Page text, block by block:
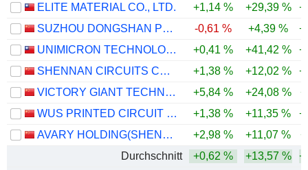
ELITE MATERIAL CO., LTD.
+1,14 % +29,39 %
SUZHOU DONGSHAN PRECISION MANUFACTURING CO., LTD.
-0,61 % +4,39 %
UNIMICRON TECHNOLOGY CORP.
+0,41 % +41,42 %
SHENNAN CIRCUITS CO., LTD.
+1,38 % +12,02 %
VICTORY GIANT TECHNOLOGY (HUIZHOU) CO.,LTD
+5,84 % +24,08 %
WUS PRINTED CIRCUIT (KUNSHAN) CO., LTD.
+1,38 % +11,35 %
AVARY HOLDING(SHENZHEN)CO., LIMITED
+2,98 % +11,07 %
Durchschnitt
+0,62 % +13,57 %